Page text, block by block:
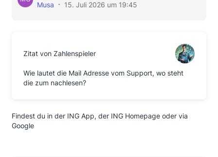
Musa
15. Juli 2026 um 19:45
Zitat von Zahlenspieler
Wie lautet die Mail Adresse vom Support, wo steht
die zum nachlesen?
Findest du in der ING App, der ING Homepage oder via
Google